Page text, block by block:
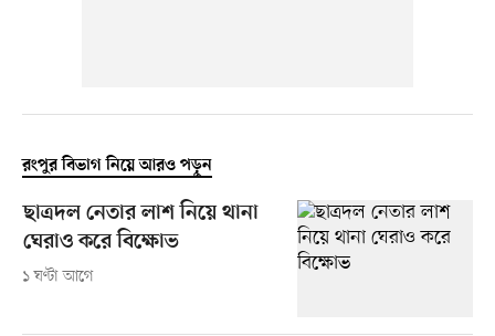
রংপুর বিভাগ নিয়ে আরও পড়ুন
ছাত্রদল নেতার লাশ নিয়ে থানা
ঘেরাও করে বিক্ষোভ
১ ঘণ্টা আগে